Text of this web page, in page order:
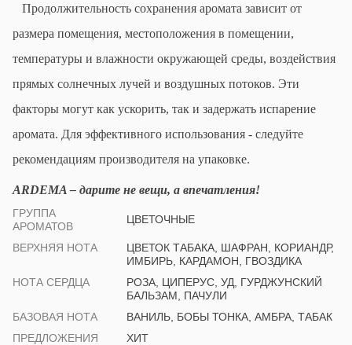
Продолжительность сохранения аромата зависит от
размера помещения, местоположения в помещении,
температуры и влажности окружающей среды, воздействия
прямых солнечных лучей и воздушных потоков. Эти
факторы могут как ускорить, так и задержать испарение
аромата. Для эффективного использования - следуйте
рекомендациям производителя на упаковке.
ARDEMA – дарите не вещи, а впечатления!
ГРУППА
АРОМАТОВ
ЦВЕТОЧНЫЕ
ВЕРХНЯЯ НОТА
ЦВЕТОК ТАБАКА, ШАФРАН, КОРИАНДР,
ИМБИРЬ, КАРДАМОН, ГВОЗДИКА
НОТА СЕРДЦА
РОЗА, ЦИПЕРУС, УД, ГУРДЖУНСКИЙ
БАЛЬЗАМ, ПАЧУЛИ
БАЗОВАЯ НОТА
ВАНИЛЬ, БОБЫ ТОНКА, АМБРА, ТАБАК
ПРЕДЛОЖЕНИЯ
ХИТ